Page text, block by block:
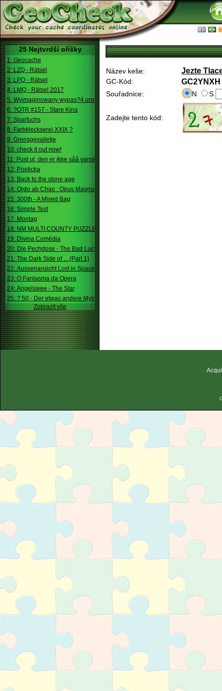
25 Nejtvrdší oříšky
1: Geocache
2: LZQ - Rätsel
3: LPQ - Rätsel
4: LMQ - Rätsel 2017
5: Wyimaginowany wypas?4 urodziny
6: ?OTR #157 - Stare Kina
7: Sparfuchs
8: Farbkleckserei XXIX ?
9: Grensgevalletje
10: check it out now!
11: Pust ut, den er ikke såå vanskelig.
12: Poeticka
13: Back to the stone age
14: Ordo ab Chao : Opus Magnum
15: 300th - A Mixed Bag
16: Simple Test
17: Montag
18: NM MULTI COUNTY PUZZLE
19: Divina Comédia
20: Die Pechdose - The Bad Luck Box
21: The Dark Side of ... (Part 1)
22: Aussenansicht Lost in Space
23: O Fantasma da Opera
24: Angelswee - The Star
25: ? 50 - Der etwas andere Mystery
Zobrazit vše
Název keše: Jezte
GC-Kód: GC2YNXH
Souřadnice: N S
Zadejte tento kód: